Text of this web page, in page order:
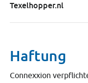
Texelhopper.nl
Haftung
Connexxion